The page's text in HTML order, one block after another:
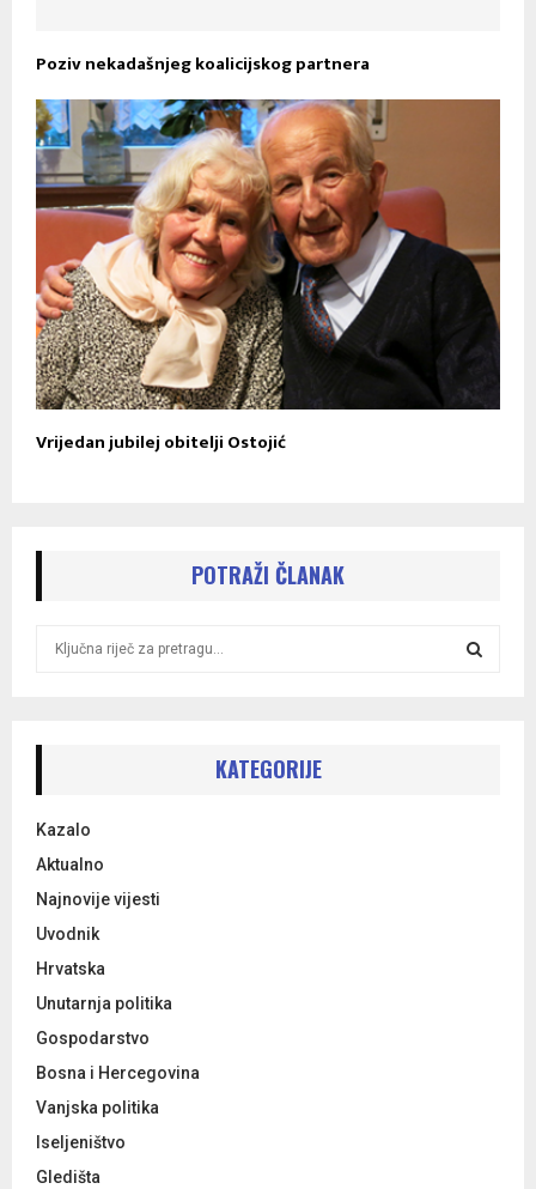
Poziv nekadašnjeg koalicijskog partnera
Vrijedan jubilej obitelji Ostojić
POTRAŽI ČLANAK
r
:
KATEGORIJE
Kazalo
Aktualno
Najnovije vijesti
Uvodnik
Hrvatska
Unutarnja politika
Gospodarstvo
Bosna i Hercegovina
Vanjska politika
Iseljeništvo
Gledišta